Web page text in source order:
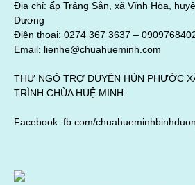
Địa chỉ: ấp Trảng Sắn, xã Vĩnh Hòa,
Dương
Điện thoại: 0274 367 3637 –
Email: lienhe@chuahueminh.com
THƯ NGỎ TRỢ DUYÊN HÙN PHƯỚC
TRÌNH CHÙA HUỆ MINH
Facebook: fb.com/